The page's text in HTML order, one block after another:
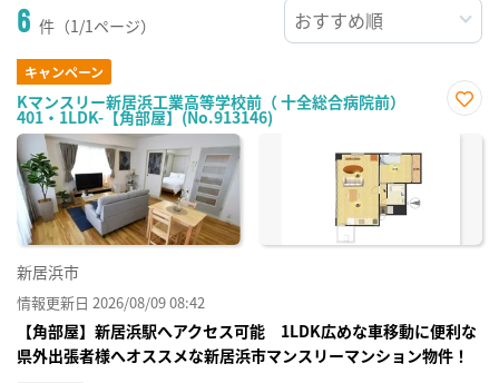
6 件（1/1ページ）
キャンペーン
Kマンスリー新居浜工業高等学校前（ 十全総合病院前）
401・1LDK-【角部屋】(No.913146)
に入
新居浜市
情報更新日 2026/08/09 08:42
【角部屋】新居浜駅へアクセス可能 1LDK広めな車移動に便利な
県外出張者様へオススメな新居浜市マンスリーマンション物件！